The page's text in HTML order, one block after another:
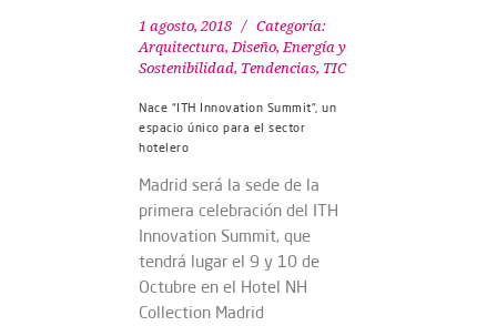
1 agosto, 2018
Categoría:
Arquitectura, Diseño,Energía y
Sostenibilidad, Tendencias, TIC
Nace “ITH Innovation Summit”, un
espacio único para el sector
hotelero
Madrid será la sede de la
primera celebración del ITH
Innovation Summit, que
tendrá lugar el 9 y 10 de
Octubre en el Hotel NH
Collection Madrid